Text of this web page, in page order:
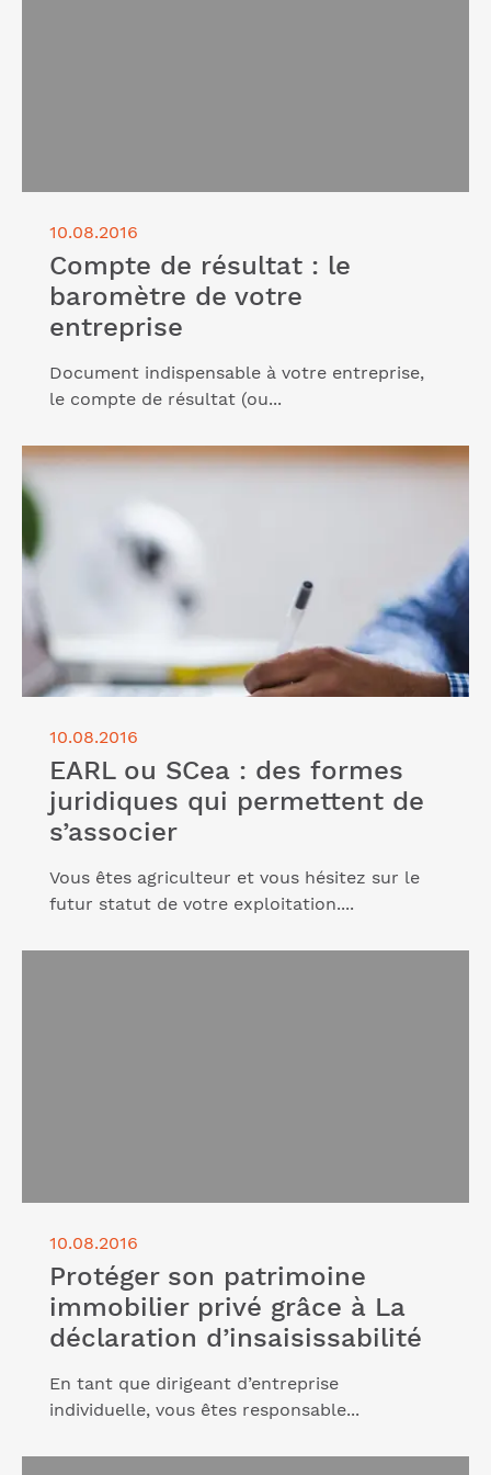
10.08.2016
Compte de résultat : le
baromètre de votre
entreprise
Document indispensable à votre entreprise,
le compte de résultat (ou...
10.08.2016
EARL ou SCea : des formes
juridiques qui permettent de
s’associer
Vous êtes agriculteur et vous hésitez sur le
futur statut de votre exploitation....
Lire l'article "EARL ou SCea : des formes juridiques
qui permettent de s’associer"
10.08.2016
Protéger son patrimoine
immobilier privé grâce à La
déclaration d’insaisissabilité
En tant que dirigeant d’entreprise
individuelle, vous êtes responsable...